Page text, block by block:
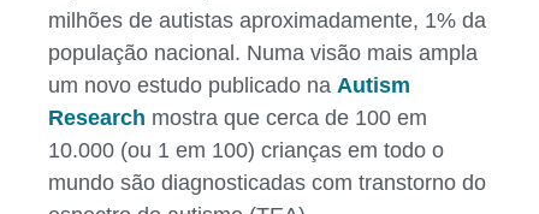
milhões de autistas aproximadamente, 1% da
população nacional. Numa visão mais ampla
um novo estudo publicado na Autism
Research mostra que cerca de 100 em
10.000 (ou 1 em 100) crianças em todo o
mundo são diagnosticadas com transtorno do